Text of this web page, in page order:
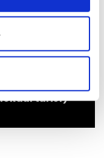
tarief)